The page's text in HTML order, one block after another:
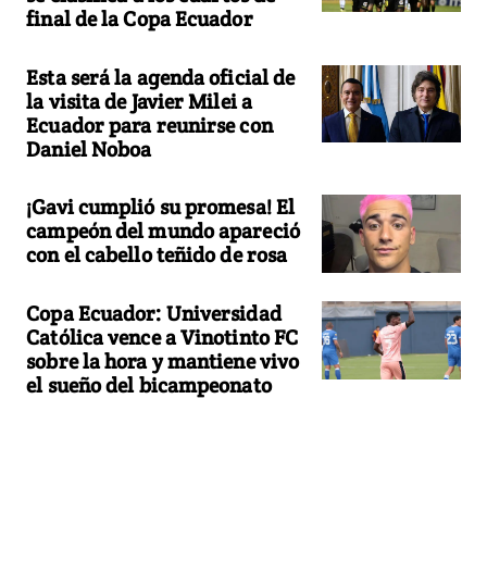
final de la Copa Ecuador
Esta será la agenda oficial de
la visita de Javier Milei a
Ecuador para reunirse con
Daniel Noboa
¡Gavi cumplió su promesa! El
campeón del mundo apareció
con el cabello teñido de rosa
Copa Ecuador: Universidad
Católica vence a Vinotinto FC
sobre la hora y mantiene vivo
el sueño del bicampeonato